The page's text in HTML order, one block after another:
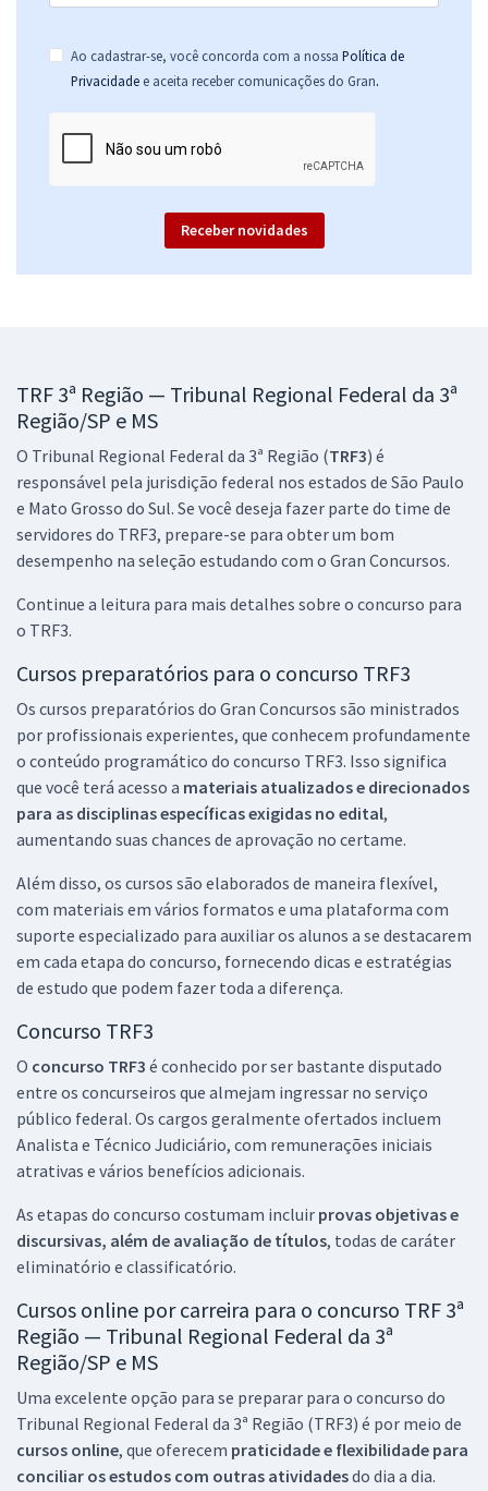
Federal Substituto (Pré-edital)
R$ 719,12à vista
R$59,93
Economize R$ 179,78 (-20%)
Comprar
Ao cadastrar-se, você concorda com a nossa Política de
Privacidade e aceita receber comunicações do Gran.
Receber novidades
TRF 3ª Região — Tribunal Regional Federal da 3ª
Região/SP e MS
O Tribunal Regional Federal da 3ª Região (TRF3) é
responsável pela jurisdição federal nos estados de São Paulo
e Mato Grosso do Sul. Se você deseja fazer parte do time de
servidores do TRF3, prepare-se para obter um bom
desempenho na seleção estudando com o Gran Concursos.
Continue a leitura para mais detalhes sobre o concurso para
o TRF3.
Cursos preparatórios para o concurso TRF3
Os cursos preparatórios do Gran Concursos são ministrados
por profissionais experientes, que conhecem profundamente
o conteúdo programático do concurso TRF3. Isso significa
que você terá acesso a materiais atualizados e direcionados
para as disciplinas específicas exigidas no edital,
aumentando suas chances de aprovação no certame.
Além disso, os cursos são elaborados de maneira flexível,
com materiais em vários formatos e uma plataforma com
suporte especializado para auxiliar os alunos a se destacarem
em cada etapa do concurso, fornecendo dicas e estratégias
de estudo que podem fazer toda a diferença.
Concurso TRF3
O concurso TRF3 é conhecido por ser bastante disputado
entre os concurseiros que almejam ingressar no serviço
público federal. Os cargos geralmente ofertados incluem
Analista e Técnico Judiciário, com remunerações iniciais
atrativas e vários benefícios adicionais.
As etapas do concurso costumam incluir provas objetivas e
discursivas, além de avaliação de títulos, todas de caráter
eliminatório e classificatório.
Cursos online por carreira para o concurso TRF 3ª
Região — Tribunal Regional Federal da 3ª
Região/SP e MS
Uma excelente opção para se preparar para o concurso do
Tribunal Regional Federal da 3ª Região (TRF3) é por meio de
cursos online, que oferecem praticidade e flexibilidade para
conciliar os estudos com outras atividadesdo dia a dia.